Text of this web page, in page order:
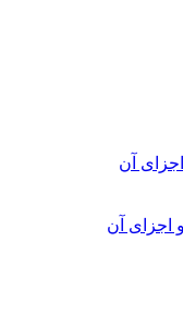
آن
اجزای آن